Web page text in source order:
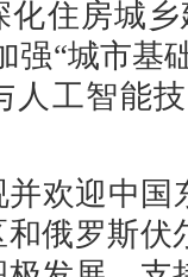
化住房城
强“城市基
人工智能
欢迎中国
俄罗斯